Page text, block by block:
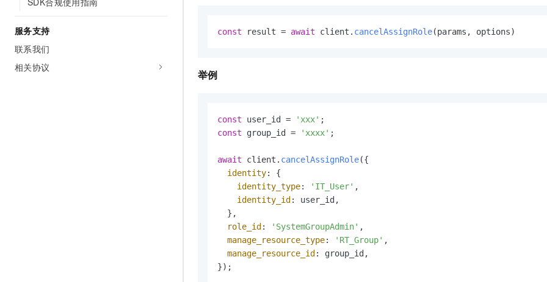
服务支持
联系我们
相关协议
const result = await client. cancelAssignRole(params, options)
举例
const user_id = 'xxx'
const group_id = 'xxxx' ;
await client. cancelAssignRole({
identity: {
identity_type: 'IT_User' ,
identity_id : user_id,
  },
role_id : 'SystemGroupAdmin' ,
manage_resource_type: 'RT_Group' ,
manage_resource_id : group_id,
});